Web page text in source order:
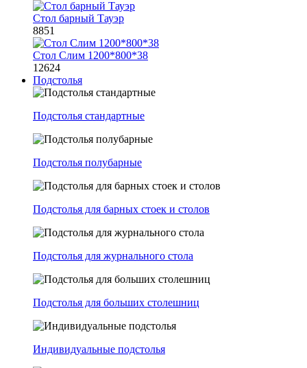
Стол барный Тауэр
8851
Стол Слим 1200*800*38
12624
Подстолья
Подстолья стандартные
Подстолья полубарные
Подстолья для барных стоек и столов
Подстолья для журнального стола
Подстолья для больших столешниц
Индивидуальные подстолья